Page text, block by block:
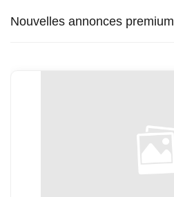
Nouvelles annonces premium